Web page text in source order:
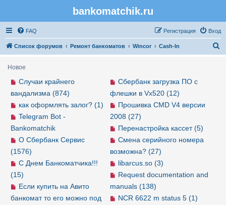
bankomatchik.ru
FAQ Вход
Регистрация
Список форумов Ремонт банкоматов Wincor Cash-In
Новое
Сбербанк загрузка ПО с
флешки в Vx520 (12)
Прошивка CMD V4 версии
2008 (27)
Перенастройка кассет (5)
Смена серийного номера
возможна? (27)
libarcus.so (3)
Request documentation and
manuals (138)
NCR 6622 m status 5 (1)
Случаи крайнего
вандализма (874)
как оформлять залог? (1)
Telegram Bot -
Bankomatchik
О Сбербанк Сервис
(1576)
С Днем Банкоматчика!!!
(15)
Если купить на Авито
банкомат то его можно под